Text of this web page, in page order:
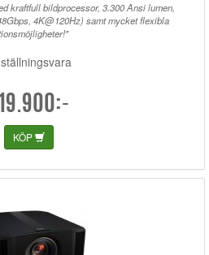
kraftfull bildprocessor, 3.300 Ansi lumen,
4K@120Hz) samt mycket flexibla
KÖP